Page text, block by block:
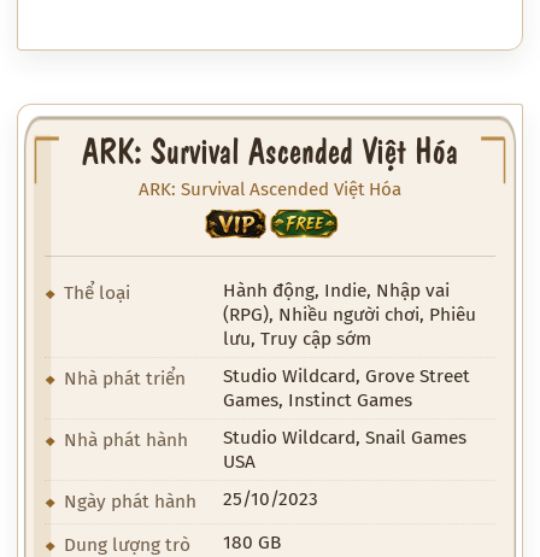
ARK: Survival Ascended Việt Hóa
ARK: Survival Ascended Việt Hóa
VIP FREE
Thể loại
Hành động, Indie, Nhập vai
(RPG), Nhiều người chơi, Phiêu
lưu, Truy cập sớm
Nhà phát triển
Studio Wildcard, Grove Street
Games, Instinct Games
Nhà phát hành
Studio Wildcard, Snail Games
USA
Ngày phát hành
25/10/2023
Dung lượng trò
180 GB